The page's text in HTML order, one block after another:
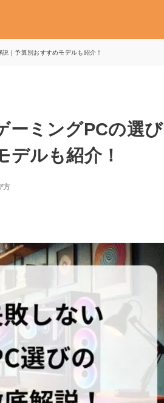
｜予算別おすすめモデルも紹介！
ーミングPCの選び
デルも紹介！
方